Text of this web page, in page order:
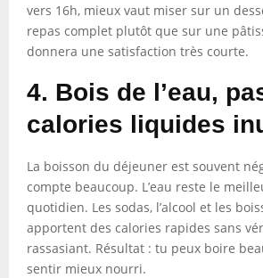
vers 16h, mieux vaut miser sur un
repas complet plutôt que sur une
donnera une satisfaction très courte.
4. Bois de l’eau,
calories liquides
La boisson du déjeuner est souvent
compte beaucoup. L’eau reste le
quotidien. Les sodas, l’alcool et les
apportent des calories rapides sans
rassasiant. Résultat : tu peux boire
sentir mieux nourri.